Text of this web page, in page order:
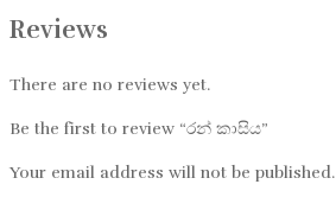
Reviews
There are no reviews yet.
Be the first to review “රන් කාසිය”
Your email address will not be published.